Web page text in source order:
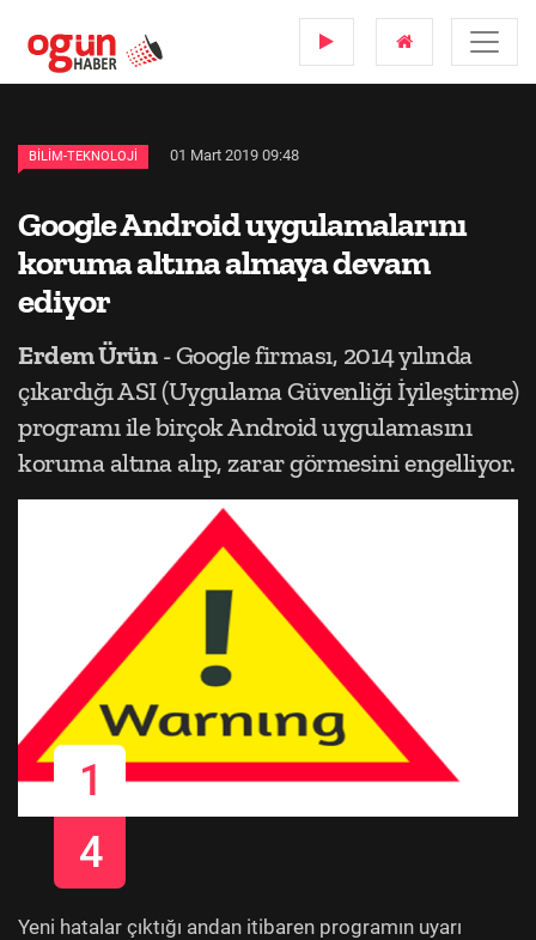
BILIM-TEKNOLOJI 01 Mart 2019 09:48
Google Android uygulamalarını
koruma altına almaya devam
ediyor
Erdem Ürün- Google firması, 2014 yılında
çıkardığı ASI (Uygulama Güvenliği İyileştirme)
programı ile birçok Android uygulamasını
koruma altına alıp, zarar görmesini engelliyor.
1
4
Yeni hatalar çıktığı andan itibaren programın uyarı